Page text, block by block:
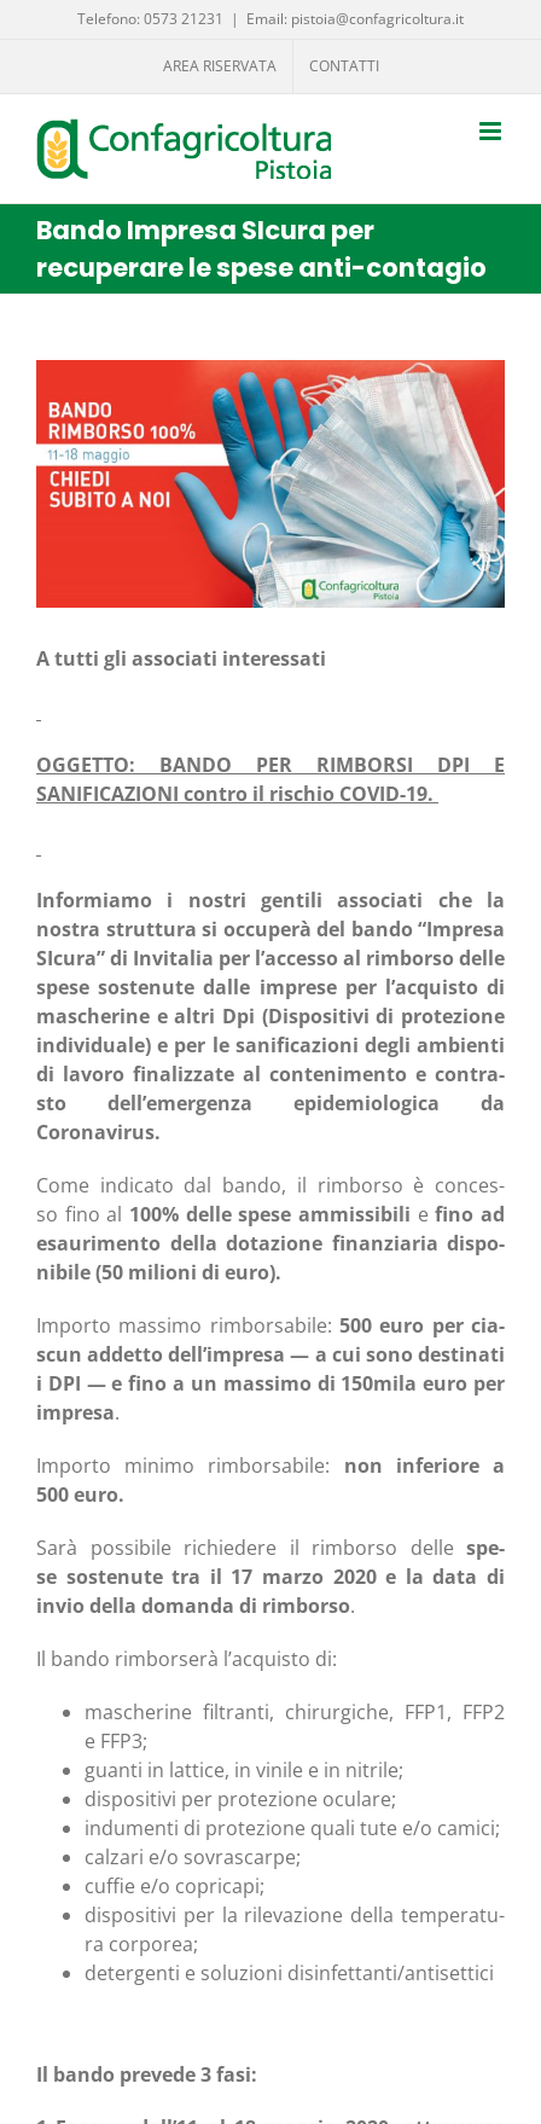
Telefono: 0573 21231 | Email: pistoia@confagricoltura.it
AREA RISERVATA CONTATTI
Bando Impresa SIcura per
recuperare le spese anti-contagio
immagine
A tut­ti gli asso­cia­ti interessati
OGGETTO: BANDO PER RIMBORSI DPI E
SANIFICAZIONI con­tro il rischio COVID-19.
Infor­mia­mo i nostri gen­ti­li asso­cia­ti che la
nostra strut­tu­ra si occu­pe­rà del ban­do “Impre­sa
SIcu­ra” di Invi­ta­lia per l’accesso al rim­bor­so del­le
spe­se soste­nu­te dal­le impre­se per l’acquisto di
masche­ri­ne e altri Dpi (Dispo­si­ti­vi di pro­te­zio­ne
indi­vi­dua­le) e per le sani­fi­ca­zio­ni degli ambien­ti
di lavo­ro fina­liz­za­te al con­te­ni­men­to e con­tra­
sto dell’emergenza epi­de­mio­lo­gi­ca da
Coronavirus.
Come indi­ca­to dal ban­do, il rim­bor­so è con­ces­
so fino al 100% del­le spe­se ammis­si­bi­li efino ad
esau­ri­men­to del­la dota­zio­ne finan­zia­ria dispo­
ni­bi­le (50 milio­ni di euro).
Impor­to mas­si­mo rim­bor­sa­bi­le: 500 euro per cia­
scun addet­to dell’impresa — a cui sono desti­na­ti
i DPI — e fino a un mas­si­mo di 150mila euro per
impre­sa.
Impor­to mini­mo rim­bor­sa­bi­le: non infe­rio­re a
500 euro.
Sarà pos­si­bi­le richie­de­re il rim­bor­so del­le spe­
se soste­nu­te tra il 17 mar­zo 2020 e la data di
invio del­la doman­da di rim­bor­so.
Il ban­do rim­bor­se­rà l’acquisto di:
masche­ri­ne fil­tran­ti, chi­rur­gi­che, FFP1, FFP2
e FFP3;
guan­ti in lat­ti­ce, in vini­le e in nitrile;
dispo­si­ti­vi per pro­te­zio­ne oculare;
indu­men­ti di pro­te­zio­ne qua­li tute e/o camici;
cal­za­ri e/o sovrascarpe;
cuf­fie e/o copricapi;
dispo­si­ti­vi per la rile­va­zio­ne del­la tem­pe­ra­tu­
ra corporea;
deter­gen­ti e solu­zio­ni disinfettanti/antisettici
Il ban­do pre­ve­de 3 fasi: